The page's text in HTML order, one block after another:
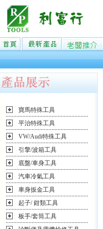
寶馬特殊工具
平治特殊工具
VW/Audi特殊工具
引擎/波箱工具
底盤/車身工具
汽車冷氣工具
車身扳金工具
起子/ 鉗類工具
板手/套筒工具